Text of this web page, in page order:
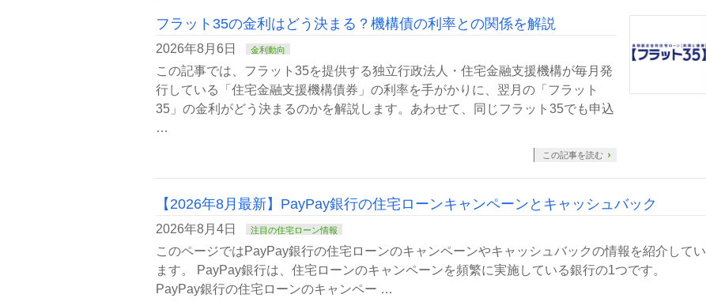
フラット35の金利はどう決まる？機構債の利率との関係を解説
2026年8月6日 金利動向
この記事では、フラット35を提供する独立行政法人・住宅金融支援機構が毎月発
行している「住宅金融支援機構債券」の利率を手がかりに、翌月の「フラット
35」の金利がどう決まるのかを解説します。あわせて、同じフラット35でも申込
…
この記事を読む
【2026年8月最新】PayPay銀行の住宅ローンキャンペーンとキャッシュバック
2026年8月4日 注目の住宅ローン情報
このページではPayPay銀行の住宅ローンのキャンペーンやキャッシュバックの情報を紹介してい
ます。 PayPay銀行は、住宅ローンのキャンペーンを頻繁に実施している銀行の1つです。
PayPay銀行の住宅ローンのキャンペー …